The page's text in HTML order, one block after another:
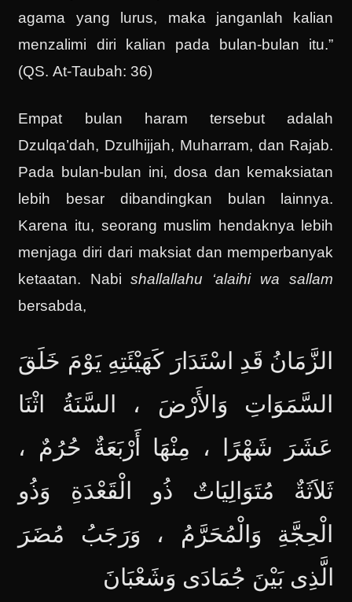
agama yang lurus, maka janganlah kalian
menzalimi diri kalian pada bulan-bulan itu.”
(QS. At-Taubah: 36)
Empat bulan haram tersebut adalah
Dzulqa’dah, Dzulhijjah, Muharram, dan Rajab.
Pada bulan-bulan ini, dosa dan kemaksiatan
lebih besar dibandingkan bulan lainnya.
Karena itu, seorang muslim hendaknya lebih
menjaga diri dari maksiat dan memperbanyak
ketaatan. Nabishallallahu ‘alaihi wa sallam
bersabda,
الزَّمَانُ قَدِ اسْتَدَارَ كَهَيْئَتِهِ يَوْمَ خَلَقَ
السَّمَوَاتِ وَالأَرْضَ ، السَّنَةُ اثْنَا
عَشَرَ شَهْرًا ، مِنْهَا أَرْبَعَةٌ حُرُمٌ ،
ثَلاَثَةٌ مُتَوَالِيَاتٌ ذُو الْقَعْدَةِ وَذُو
الْحِجَّةِ وَالْمُحَرَّمُ ، وَرَجَبُ مُضَرَ
الَّذِى بَيْنَ جُمَادَى وَشَعْبَانَ